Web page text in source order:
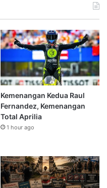
Kemenangan Kedua Raul
Fernandez, Kemenangan
Total Aprilia
1 hour ago